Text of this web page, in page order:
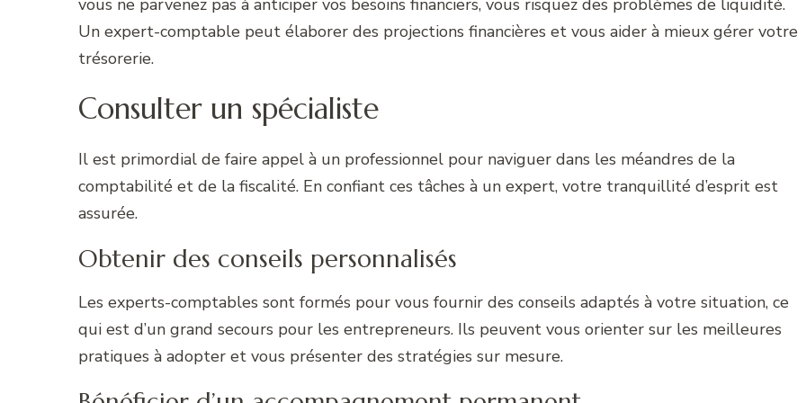
vous ne parvenez pas à anticiper vos besoins financiers, vous risquez des problèmes de liquidité.
Un expert-comptable peut élaborer des projections financières et vous aider à mieux gérer votre
trésorerie.
Consulter un spécialiste
Il est primordial de faire appel à un professionnel pour naviguer dans les méandres de la
comptabilité et de la fiscalité. En confiant ces tâches à un expert, votre tranquillité d’esprit est
assurée.
Obtenir des conseils personnalisés
Les experts-comptables sont formés pour vous fournir des conseils adaptés à votre situation, ce
qui est d’un grand secours pour les entrepreneurs. Ils peuvent vous orienter sur les meilleures
pratiques à adopter et vous présenter des stratégies sur mesure.